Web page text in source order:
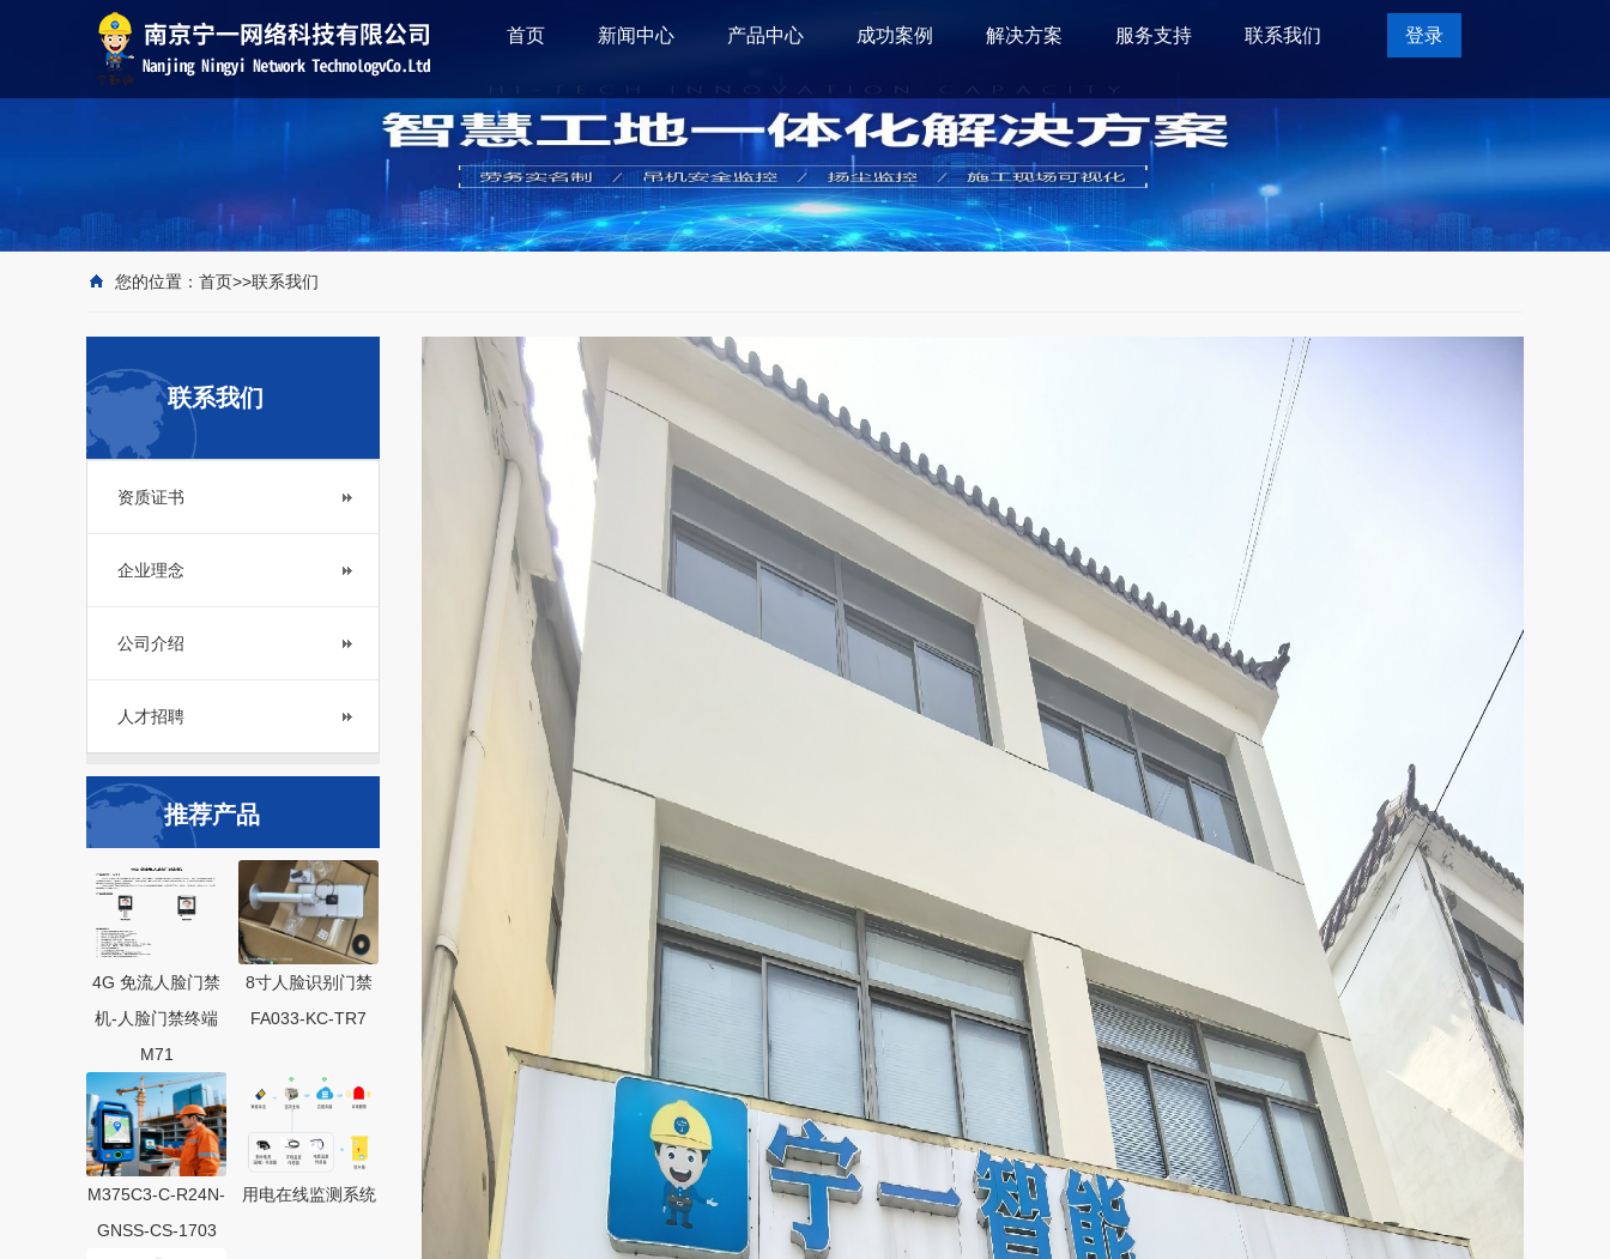
首页 新闻中心 产品中心 成功案例 解决方案 服务支持 联系我们 登录
您的位置： 首页>>联系我们
联系我们
资质证书
企业理念
公司介绍
人才招聘
推荐产品
4G 免流人脸门禁
机-人脸门禁终端
M71
8寸人脸识别门禁
FA033-KC-TR7
M375C3-C-R24N-
GNSS-CS-1703
用电在线监测系统